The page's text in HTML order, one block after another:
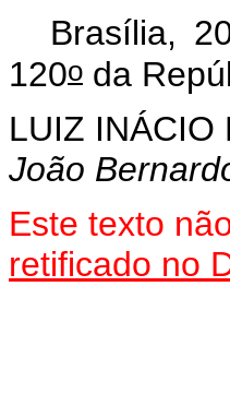
Brasília,
120o da
LUIZ INÁCIO
João
Este texto
retificado no